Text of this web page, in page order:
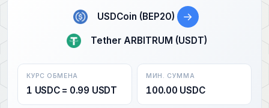
USDCoin (BEP20) →
Tether ARBITRUM (USDT)
КУРС ОБМЕНА
1 USDC = 0.99 USDT
МИН. СУММА
100.00 USDC